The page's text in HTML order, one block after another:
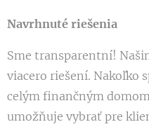
Navrhnuté riešenia
Sme transparentní!
viacero riešení. Nakoľko
celým finančným
umožňuje vybrať pre